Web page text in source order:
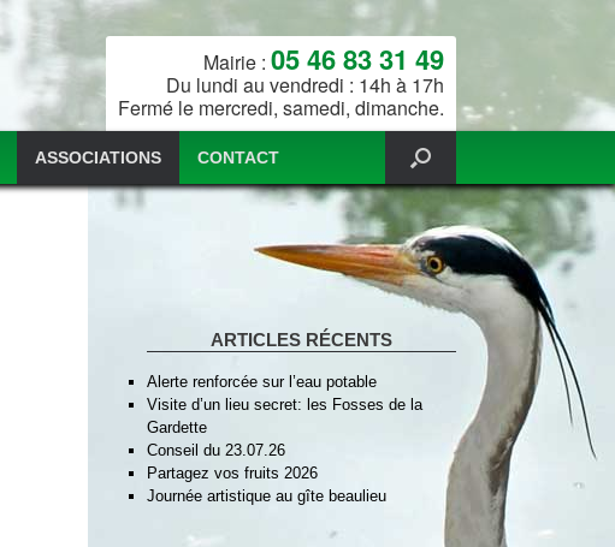
Mairie : 05 46 83 31 49
Du lundi au vendredi : 14h à 17h
Fermé le mercredi, samedi, dimanche.
ASSOCIATIONS CONTACT
ARTICLES RÉCENTS
Alerte renforcée sur l’eau potable
Visite d’un lieu secret: les Fosses de la
Gardette
Conseil du 23.07.26
Partagez vos fruits 2026
Journée artistique au gîte beaulieu